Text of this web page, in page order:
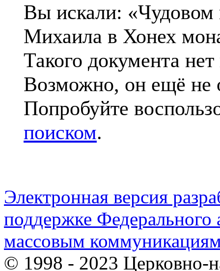
Вы искали: «Чудовом
Михаила в Хонех
Такого документа
Возможно, он ещё не
Попробуйте
поиском.
Электронная версия
поддержке Федерального
массовым
© 1998 - 2023 Церковно-